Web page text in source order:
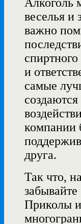
веселья и
важно
и
самые
компании
друга.
Так что,
Приколы